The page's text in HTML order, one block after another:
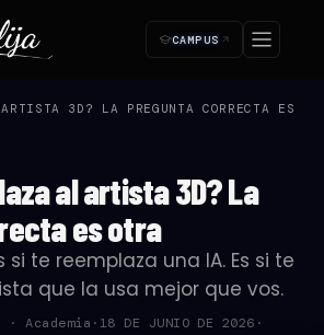
CAMPUS
3D? LA PREGUNTA CORRECTA ES
al artista 3D? La
es otra
te reemplaza una IA. Es si te
que la usa mejor que vos.
Academia · 18 DE JUNIO DE 2026 ·
Paso 1 de 4
cuando quieras Acceso inmediato
certificado y en la plataforma.